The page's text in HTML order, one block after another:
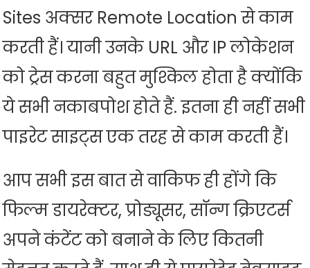
Sites अक्सर Remote Location से काम
करती हैं। यानी उनके URL और IP लोकेशन
को ट्रेस करना बहुत मुश्किल होता है क्योंकि
ये सभी नकाबपोश होते हैं. इतना ही नहीं सभी
पाइरेट साइट्स एक तरह से काम करती हैं।
आप सभी इस बात से वाकिफ ही होंगे कि
फिल्म डायरेक्टर, प्रोड्यूसर, सॉन्ग क्रिएटर्स
अपने कंटेंट को बनाने के लिए कितनी